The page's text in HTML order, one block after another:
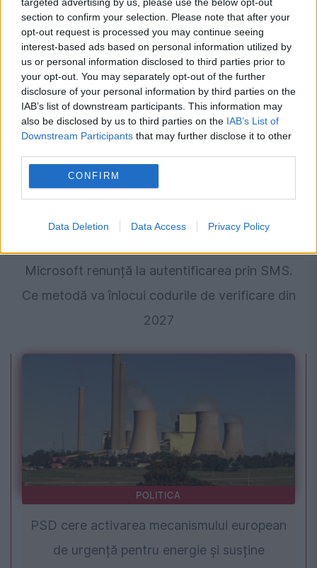
section to confirm your selection. Please note that after your
opt-out request is processed you may continue seeing
interest-based ads based on personal information utilized by
us or personal information disclosed to third parties prior to
your opt-out. You may separately opt-out of the further
disclosure of your personal information by third parties on the
IAB’s list of downstream participants. This information may
also be disclosed by us to third parties on the IAB’s List of
Downstream Participants that may further disclose it to other
CONFIRM
Data Deletion Data Access Privacy Policy
Noua metodă folosită de infractorii
cibernetici. WiFi-ul hotelurilor, transformat
într-o capcană
Microsoft renunță la autentificarea prin SMS.
Ce metodă va înlocui codurile de verificare din
2027
POLITICA
PSD cere activarea mecanismului european
de urgență pentru energie și susține